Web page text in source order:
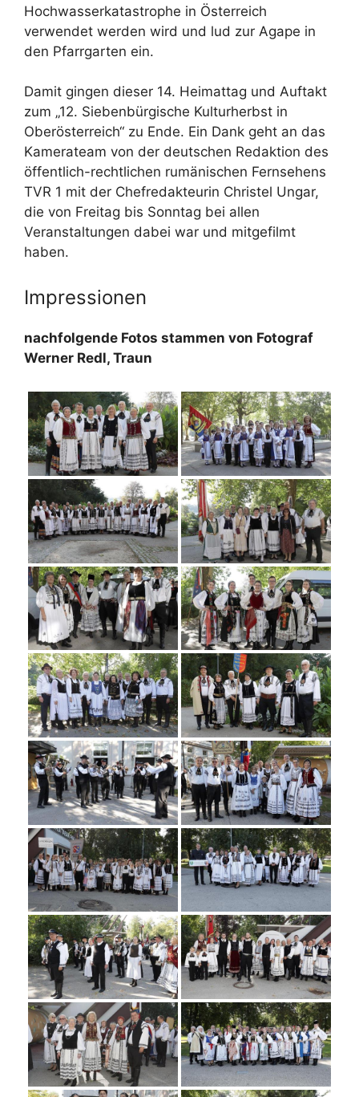
Hochwasserkatastrophe in Österreich
verwendet werden wird und lud zur Agape in
den Pfarrgarten ein.
Damit gingen dieser 14. Heimattag und Auftakt
zum „12. Siebenbürgische Kulturherbst in
Oberösterreich“ zu Ende. Ein Dank geht an das
Kamerateam von der deutschen Redaktion des
öffentlich-rechtlichen rumänischen Fernsehens
TVR 1 mit der Chefredakteurin Christel Ungar,
die von Freitag bis Sonntag bei allen
Veranstaltungen dabei war und mitgefilmt
haben.
Impressionen
nachfolgende Fotos stammen von Fotograf
Werner Redl, Traun